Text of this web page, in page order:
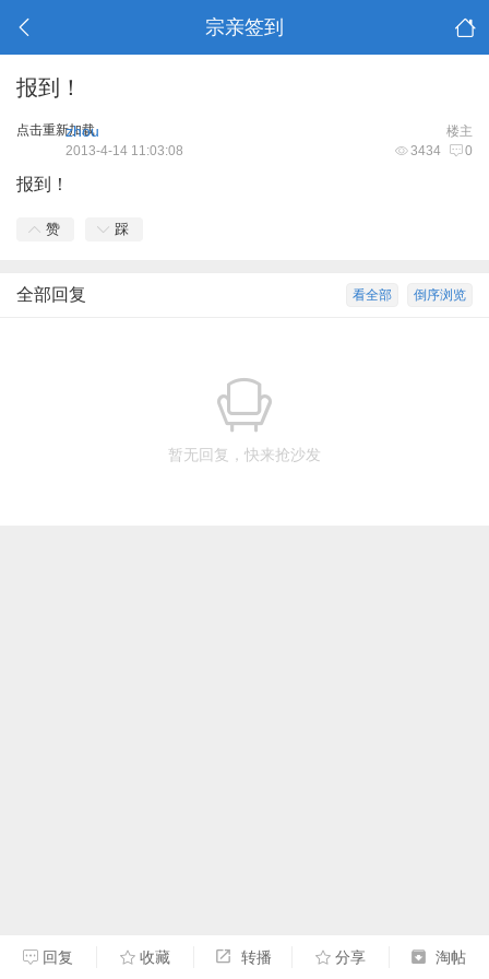
宗亲签到
报到！
点击重新加载 楼主
zhou
3434 0
2013-4-14 11:03:08
报到！
赞 踩
倒序浏览
看全部
全部回复
暂无回复，快来抢沙发
回复 收藏 转播 分享 淘帖